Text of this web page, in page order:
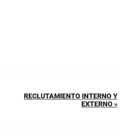
RECLUTAMIENTO INTERNO Y
EXTERNO »